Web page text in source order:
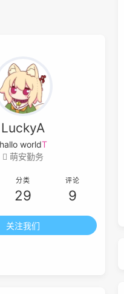
LuckyA
halloIiN=M
萌安勤务
分类
29
评论
9
关注我们